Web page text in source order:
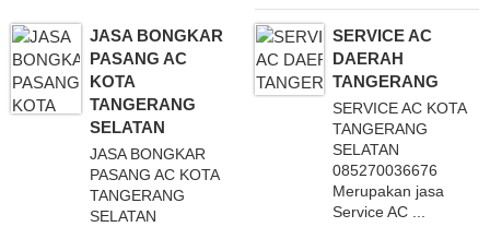
JASA BONGKAR
PASANG AC
KOTA
TANGERANG
SELATAN
JASA BONGKAR
PASANG AC KOTA
TANGERANG
SELATAN
SERVICE AC
DAERAH
TANGERANG
SERVICE AC KOTA
TANGERANG
SELATAN
085270036676
Merupakan jasa
Service AC ...